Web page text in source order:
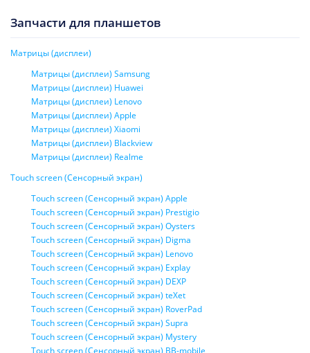
Запчасти для планшетов
Матрицы (дисплеи)
Матрицы (дисплеи) Samsung
Матрицы (дисплеи) Huawei
Матрицы (дисплеи) Lenovo
Матрицы (дисплеи) Apple
Матрицы (дисплеи) Xiaomi
Матрицы (дисплеи) Blackview
Матрицы (дисплеи) Realme
Touch screen (Сенсорный экран)
Touch screen (Сенсорный экран) Apple
Touch screen (Сенсорный экран) Prestigio
Touch screen (Сенсорный экран) Oysters
Touch screen (Сенсорный экран) Digma
Touch screen (Сенсорный экран) Lenovo
Touch screen (Сенсорный экран) Explay
Touch screen (Сенсорный экран) DEXP
Touch screen (Сенсорный экран) teXet
Touch screen (Сенсорный экран) RoverPad
Touch screen (Сенсорный экран) Supra
Touch screen (Сенсорный экран) Mystery
Touch screen (Сенсорный экран) BB-mobile